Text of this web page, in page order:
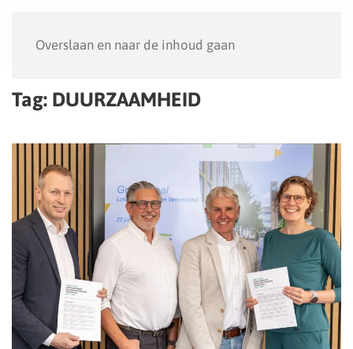
Overslaan en naar de inhoud gaan
Tag: DUURZAAMHEID